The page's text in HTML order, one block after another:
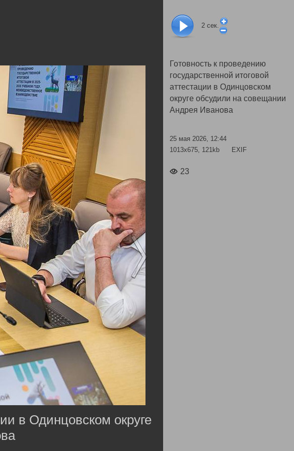
2 сек.
Готовность к проведению
государственной итоговой
аттестации в Одинцовском
округе обсудили на совещании
Андрея Иванова
25 мая 2026, 12:44
1013x675, 121kb
EXIF
23
в Одинцовском округе